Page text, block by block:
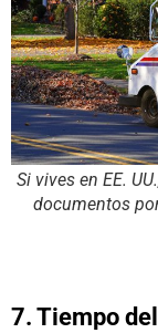
Si vives en EE.
documentos
7. Tiempo